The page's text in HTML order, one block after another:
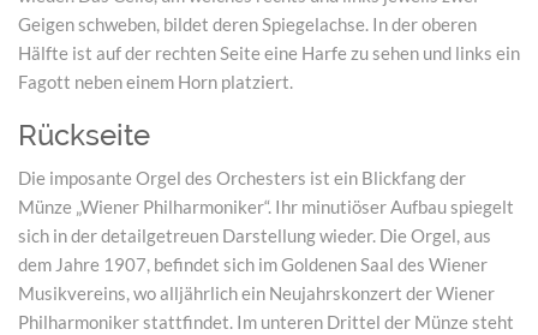
Geigen schweben, bildet deren Spiegelachse. In der oberen
Hälfte ist auf der rechten Seite eine Harfe zu sehen und links ein
Fagott neben einem Horn platziert.
Rückseite
Die imposante Orgel des Orchesters ist ein Blickfang der
Münze „Wiener Philharmoniker“. Ihr minutiöser Aufbau spiegelt
sich in der detailgetreuen Darstellung wieder. Die Orgel, aus
dem Jahre 1907, befindet sich im Goldenen Saal des Wiener
Musikvereins, wo alljährlich ein Neujahrskonzert der Wiener
Philharmoniker stattfindet. Im unteren Drittel der Münze steht